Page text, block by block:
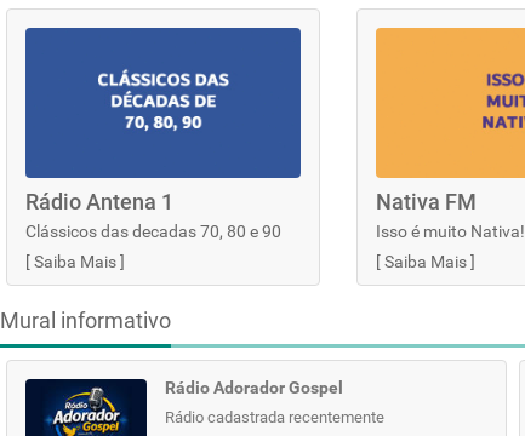
Rádio Antena 1
Clássicos das decadas 70, 80 e 90
[Saiba Mais]
Nativa FM
Isso é muito Nativa!
[Saiba Mais]
Mural informativo
Rádio Adorador Gospel
Rádio cadastrada recentemente